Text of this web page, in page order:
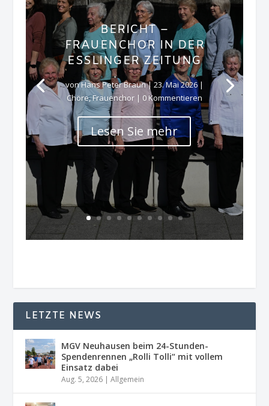
BERICHT –
FRAUENCHOR IN DER
ESSLINGER ZEITUNG
vonHans Peter Braun|23. Mai 2026|
Chöre,Frauenchor| 0 Kommentieren
Lesen Sie mehr
LETZTE NEWS
MGV Neuhausen beim 24-Stunden-
Spendenrennen „Rolli Tolli“ mit vollem
Einsatz dabei
Aug. 5, 2026 |Allgemein